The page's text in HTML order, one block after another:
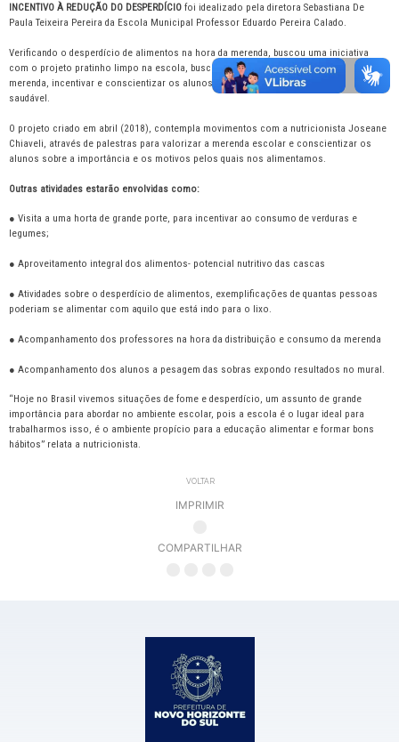
INCENTIVO À REDUÇÃO DO DESPERDÍCIO foi idealizado pela diretora Sebastiana De
Paula Teixeira Pereira da Escola Municipal Professor Eduardo Pereira Calado.
Verificando o desperdício de alimentos na hora da merenda, buscou uma iniciativa
com o projeto pratinho limpo na escola, buscando além de reduzir o desperdício da
merenda, incentivar e conscientizar os alunos a construir uma alimentação mais
saudável.
O projeto criado em abril (2018), contempla movimentos com a nutricionista Joseane
Chiaveli, através de palestras para valorizar a merenda escolar e conscientizar os
alunos sobre a importância e os motivos pelos quais nos alimentamos.
Outras atividades estarão envolvidas como:
● Visita a uma horta de grande porte, para incentivar ao consumo de verduras e
legumes;
● Aproveitamento integral dos alimentos- potencial nutritivo das cascas
● Atividades sobre o desperdício de alimentos, exemplificações de quantas pessoas
poderiam se alimentar com aquilo que está indo para o lixo.
● Acompanhamento dos professores na hora da distribuição e consumo da merenda
● Acompanhamento dos alunos a pesagem das sobras expondo resultados no mural.
“Hoje no Brasil vivemos situações de fome e desperdício, um assunto de grande
importância para abordar no ambiente escolar, pois a escola é o lugar ideal para
trabalharmos isso, é o ambiente propício para a educação alimentar e formar bons
hábitos” relata a nutricionista.
VOLTAR
IMPRIMIR
COMPARTILHAR